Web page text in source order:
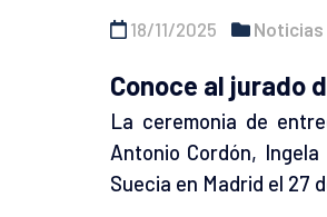
18/11/2025 Noticias
Conoce al jurado
La ceremonia de
Antonio Cordón,
Suecia en Madrid el 27